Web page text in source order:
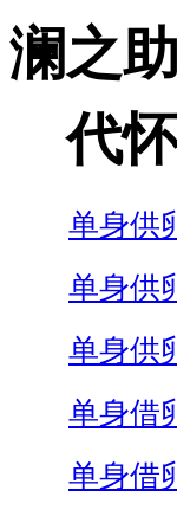
澜之
代
单身供
单身供
单身供
单身借
单身借